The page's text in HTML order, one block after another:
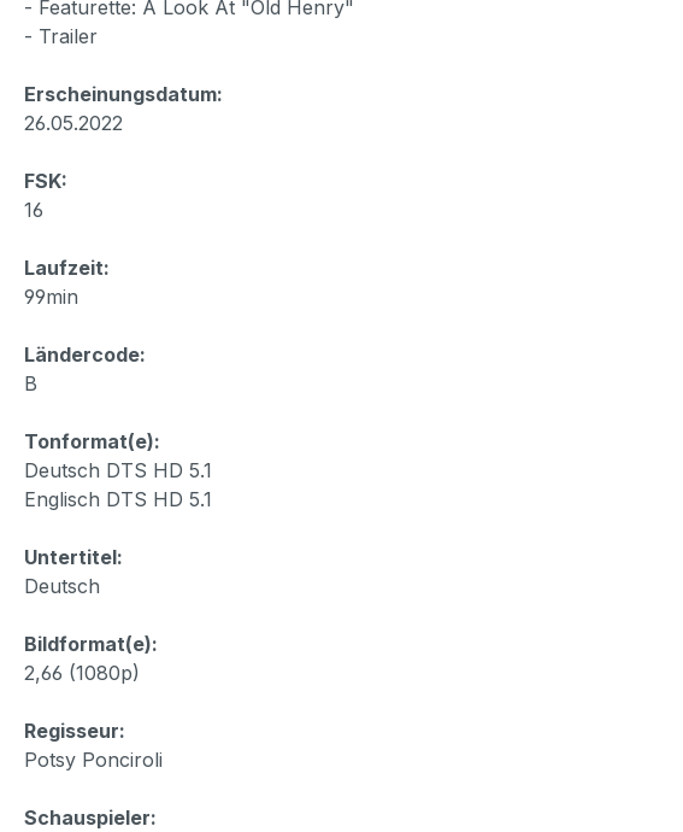
- Featurette: A Look At "Old Henry"
- Trailer
Erscheinungsdatum:
26.05.2022
FSK:
16
Laufzeit:
99min
Ländercode:
B
Tonformat(e):
Deutsch DTS HD 5.1
Englisch DTS HD 5.1
Untertitel:
Deutsch
Bildformat(e):
2,66 (1080p)
Regisseur:
Potsy Ponciroli
Schauspieler: